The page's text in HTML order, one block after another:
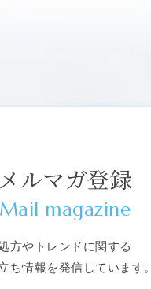
メルマガ登録
Mail magazine
方やトレンドに関する
ち情報を発信しています。